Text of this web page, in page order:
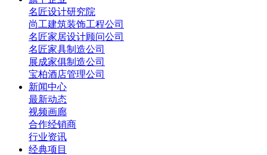
名匠设计研究院
尚工建筑装饰工程公司
名匠家居设计顾问公司
名匠家具制造公司
展成家俱制造公司
宝柏酒店管理公司
新闻中心
最新动态
视频画廊
合作经销商
行业资讯
经典项目